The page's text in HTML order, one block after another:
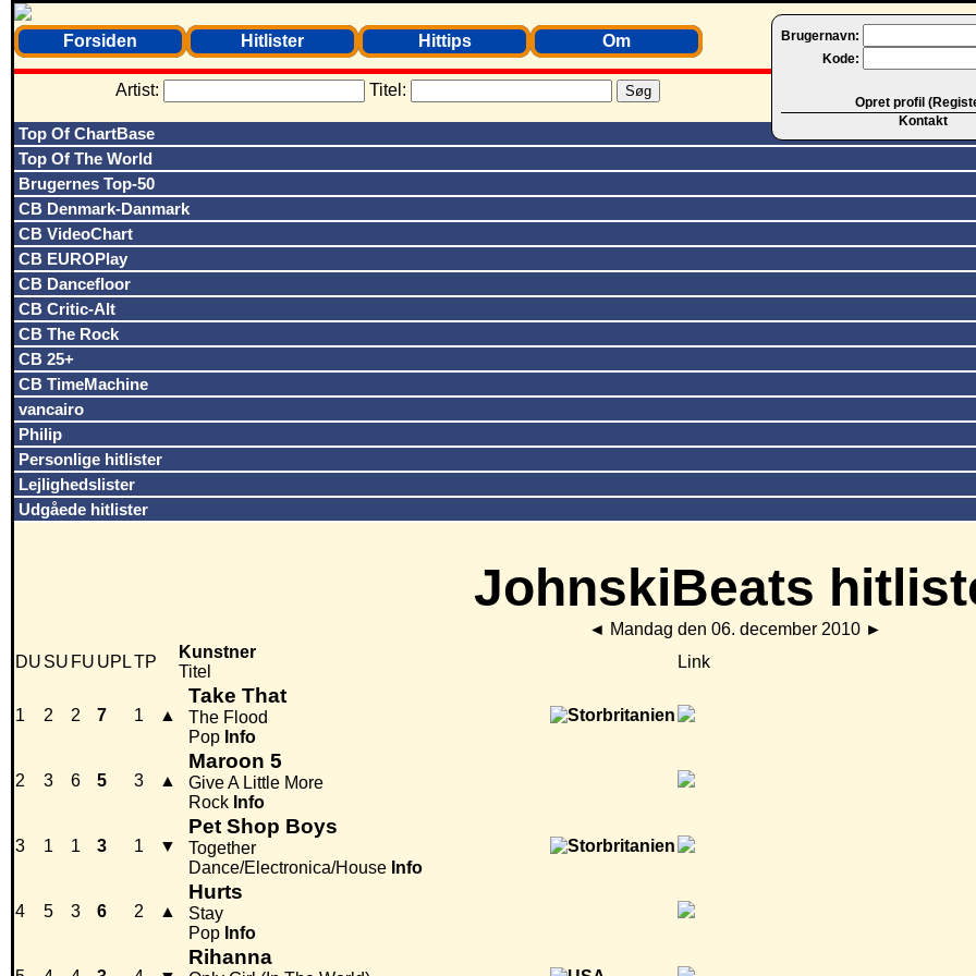
Brugernavn:
Kode:
Opret profil
Kontakt
Forsiden Hitlister Hittips Om
Artist: Titel:
Top Of ChartBase
Top Of The World
Brugernes Top-50
CB Denmark-Danmark
CB VideoChart
CB EUROPlay
CB Dancefloor
CB Critic-Alt
CB The Rock
CB 25+
CB TimeMachine
vancairo
Philip
Personlige hitlister
Lejlighedslister
Udgåede hitlister
JohnskiBeats
◄ Mandag den 06. december 2010 ►
DU SU FU UPLTP
Kunstner
Titel
Link
1 2 2 7 1 ▲
Take That
The Flood
Pop Info
2 3 6 5 3 ▲
Maroon 5
Give A Little More
Rock Info
3 1 1 3 1 ▼
Pet Shop Boys
Together
Dance/Electronica/House Info
4 5 3 6 2 ▲
Hurts
Stay
Pop Info
Rihanna